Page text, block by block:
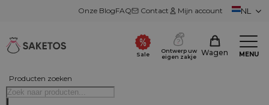
Onze BlogFAQ Contact Mijn account NL
Producten zoeken
Sale
Ontwerp uw
eigen zakje
Wagen MENU